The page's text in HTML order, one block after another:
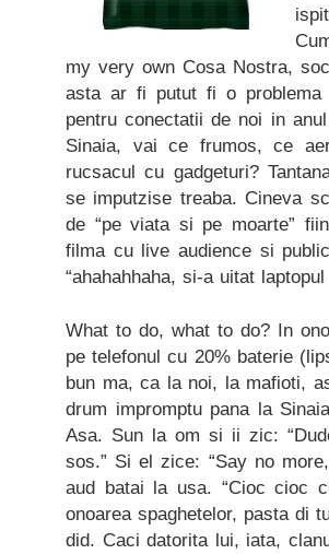
my very own Cosa Nostra,
asta ar fi putut fi o problema
pentru conectatii de noi in
Sinaia, vai ce frumos, ce
rucsacul cu gadgeturi?
se imputzise treaba. Cineva
de “pe viata si pe moarte”
filma cu live audience si
“ahahahhaha, si-a uitat
What to do, what to do? In
pe telefonul cu 20% baterie
bun ma, ca la noi, la mafioti,
drum impromptu pana la
Asa. Sun la om si ii zic:
sos.” Si el zice: “Say no more,
aud batai la usa. “Cioc cioc
onoarea spaghetelor, pasta di
did. Caci datorita lui, iata,